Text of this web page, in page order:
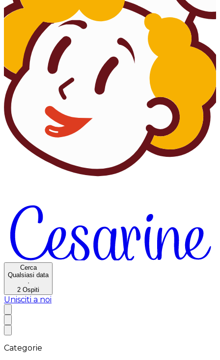
Cerca
Qualsiasi data
·
2 Ospiti
Unisciti a noi
Categorie